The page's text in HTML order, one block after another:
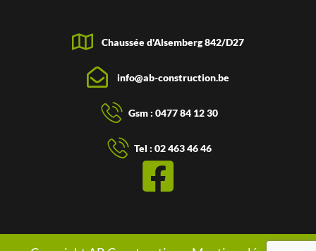
Chaussée d'Alsemberg 842/D27
info@ab-construction.be
Gsm : 0477 84 12 30
Tel : 02 463 46 46